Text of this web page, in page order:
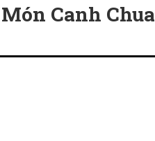
Canh Chua